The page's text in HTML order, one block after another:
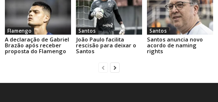
Flamengo
A declaração de Gabriel
Brazão após receber
proposta do Flamengo
Santos
João Paulo facilita
rescisão para deixar o
Santos
Santos
Santos anuncia novo
acordo de naming
rights